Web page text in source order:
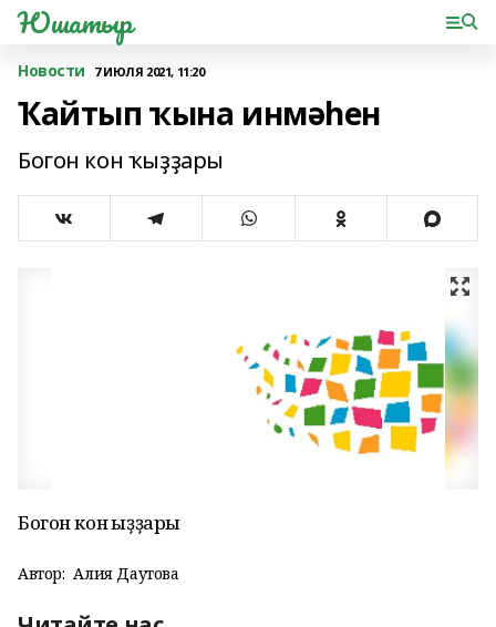
Юшатыр
Новости 7 ИЮЛЯ 2021, 11:20
Ҡайтып ҡына инмәһен
Богон кон ҡыҙҙары
Богон кон ҡыҙҙары
Автор: Алия Даутова